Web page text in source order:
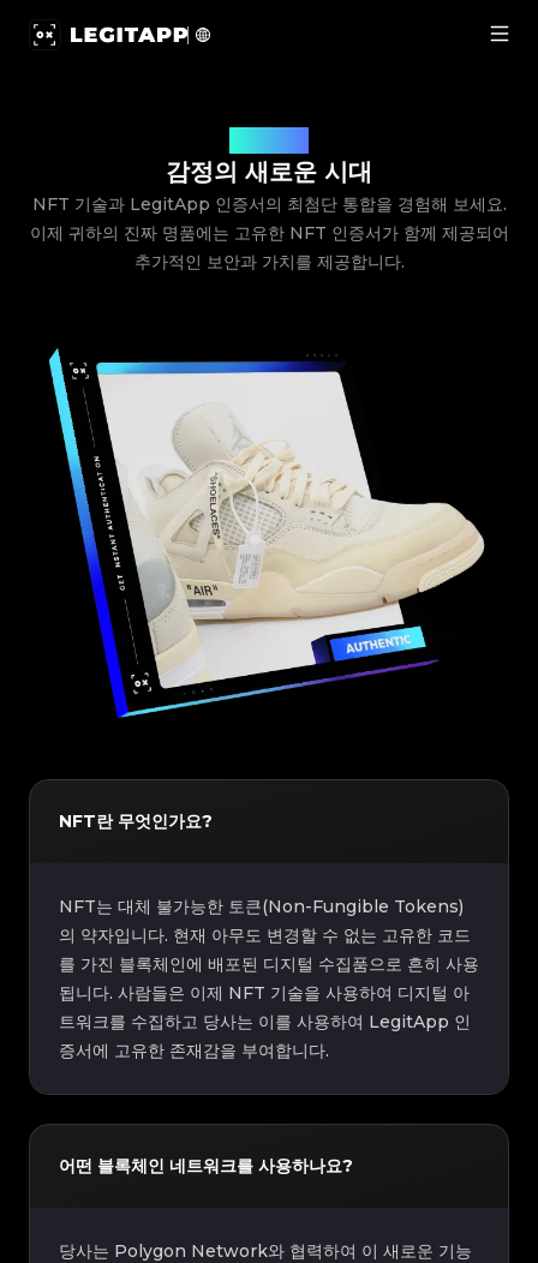
감정의 새로운 시대
NFT 기술과 LegitApp 인증서의 최첨단 통합을 경험해 보세요.
이제 귀하의 진짜 명품에는 고유한 NFT 인증서가 함께 제공되어
추가적인 보안과 가치를 제공합니다.
NFT란 무엇인가요?
NFT는 대체 불가능한 토큰(Non-Fungible Tokens)
의 약자입니다. 현재 아무도 변경할 수 없는 고유한 코드
를 가진 블록체인에 배포된 디지털 수집품으로 흔히 사용
됩니다. 사람들은 이제 NFT 기술을 사용하여 디지털 아
트워크를 수집하고 당사는 이를 사용하여 LegitApp 인
증서에 고유한 존재감을 부여합니다.
어떤 블록체인 네트워크를 사용하나요?
당사는 Polygon Network와 협력하여 이 새로운 기능